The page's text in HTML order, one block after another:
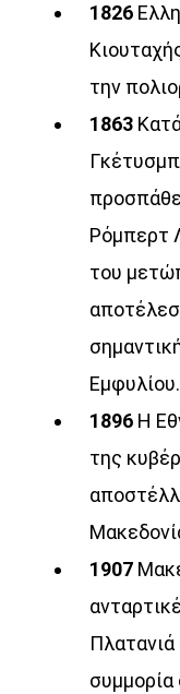
1826
την
1863
Ρόμπερτ
του
Εμφυλίου.
1896 Η
της
1907
συμμορία